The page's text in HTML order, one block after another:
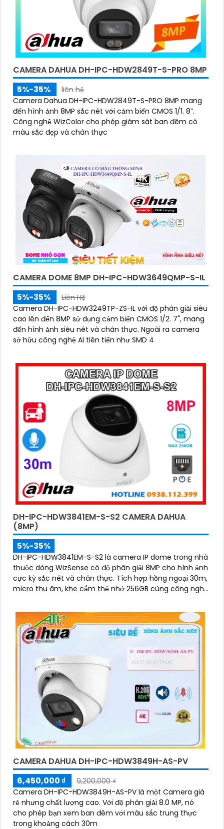
CAMERA DAHUA DH-IPC-HDW2849T-S-PRO 8MP
5%-35%
liên hệ
Camera Dahua DH-IPC-HDW2849T-S-PRO 8MP mang
đến hình ảnh 8MP sắc nét với cảm biến CMOS 1/1. 8”.
Công nghệ WizColor cho phép giám sát ban đêm có
màu sắc đẹp và chân thực
CAMERA DOME 8MP DH-IPC-HDW3649QMP-S-IL
5%-35%
Liên Hệ
Camera DH-IPC-HDW3249TP-ZS-IL với độ phân giải siêu
cao lên đến 8MP sử dụng cảm biến CMOS 1/2. 7", mang
đến hình ảnh siêu nét và chân thực. Ngoài ra camera
sở hữu công nghệ AI tiên tiến như SMD 4
DH-IPC-HDW3841EM-S-S2 CAMERA DAHUA
(8MP)
5%-35%
DH-IPC-HDW3841EM-S-S2 là camera IP dome trong nhà
thuộc dòng WizSense có độ phân giải 8MP cho hình ảnh
cực kỳ sắc nét và chân thực. Tích hợp hồng ngoại 30m,
micro thu âm, khe cắm thẻ nhớ 256GB cùng công nghệ
và sử dụng
CAMERA DAHUA DH-IPC-HDW3849H-AS-PV
6,450,000 ₫
9,200,000 ₫
Camera DH-IPC-HDW3849H-AS-PV là một Camera giá
rẻ nhưng chất lượng cao. Với độ phân giải 8.0 MP, nó
cho phép bạn xem ban đêm với màu sắc trung thực
trong khoảng cách 30m